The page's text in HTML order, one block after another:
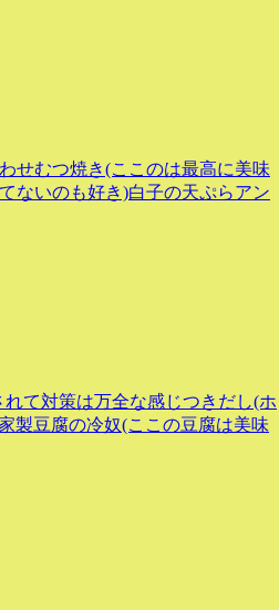
せむつ焼き(ここのは最高に美味
ないのも好き)白子の天ぷらアン
て対策は万全な感じつきだし(ホ
製豆腐の冷奴(ここの豆腐は美味